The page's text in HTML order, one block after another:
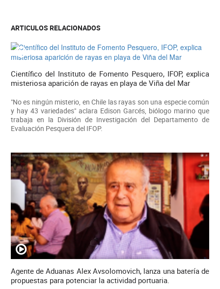
ARTICULOS RELACIONADOS
Científico del Instituto de Fomento Pesquero, IFOP, explica
misteriosa aparición de rayas en playa de Viña del Mar
"No es ningún misterio, en Chile las rayas son una especie común
y hay 43 variedades" aclara Edison Garcés, biólogo marino que
trabaja en la División de Investigación del Departamento de
Evaluación Pesquera del IFOP.
Agente de Aduanas Alex Avsolomovich, lanza una batería de
propuestas para potenciar la actividad portuaria.